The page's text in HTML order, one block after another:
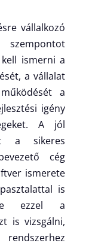
vállalkozó
ismerni a
a vállalat
a
igény
A jól
a sikeres
cég
ismerete
is
ezzel a
is vizsgálni,